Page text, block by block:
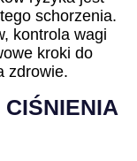
schorzenia.
kontrola wagi
kroki do
zdrowie.